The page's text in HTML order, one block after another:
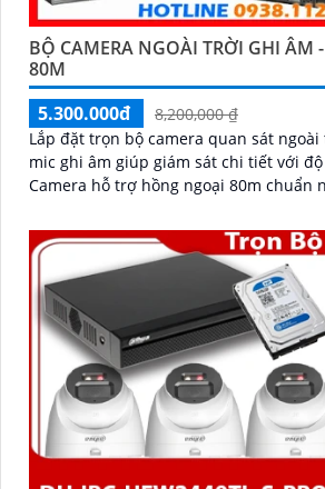
BỘ CAMERA NGOÀI TRỜI GHI ÂM
80M
5.300.000đ
8,200,000 ₫
Lắp đặt trọn bộ camera quan sát
mic ghi âm giúp giám sát chi tiết với
Camera hỗ trợ hồng ngoại 80m chuẩn